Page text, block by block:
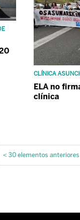
CLÍNICA
ELA no
clínica
< 30 elementos anteriores